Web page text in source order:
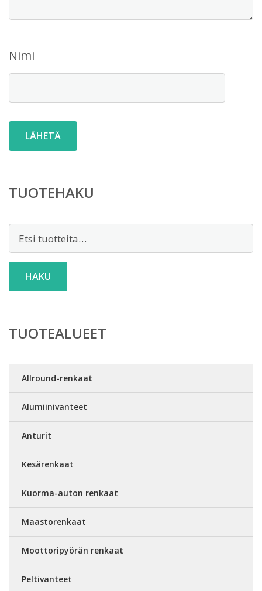
Nimi
TUOTEHAKU
HAKU
TUOTEALUEET
Allround-renkaat
Alumiinivanteet
Anturit
Kesärenkaat
Kuorma-auton renkaat
Maastorenkaat
Moottoripyörän renkaat
Peltivanteet